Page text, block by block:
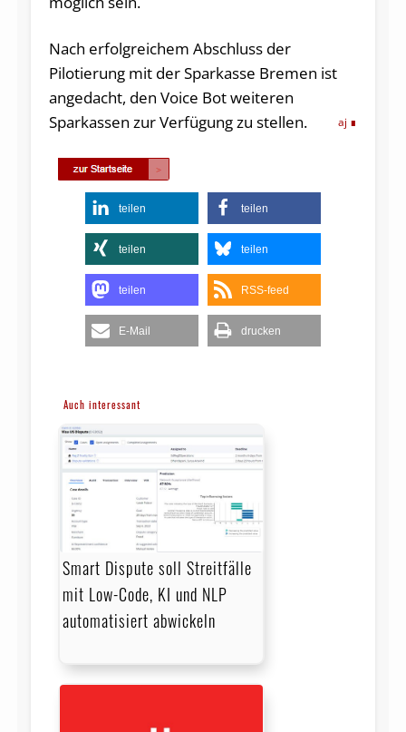
Nach erfolgreichem Abschluss der
Pilotierung mit der Sparkasse Bremen ist
angedacht, den Voice Bot weiteren
Sparkassen zur Verfügung zu stellen.
aj
teilen teilen
teilen teilen
teilen RSS-feed
E-Mail drucken
Auch interessant
Smart Dispute soll Streitfälle
mit Low-Code, KI und NLP
automatisiert abwickeln